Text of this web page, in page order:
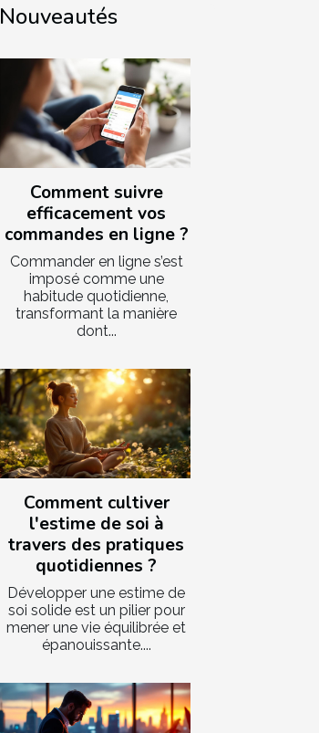
Nouveautés
Comment suivre
efficacement vos
commandes en ligne ?
Commander en ligne s’est
imposé comme une
habitude quotidienne,
transformant la manière
dont...
Comment cultiver
l'estime de soi à
travers des pratiques
quotidiennes ?
Développer une estime de
soi solide est un pilier pour
mener une vie équilibrée et
épanouissante....